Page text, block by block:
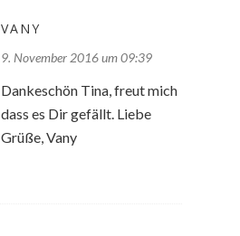
VANY
9. November 2016 um 09:39
Dankeschön Tina, freut mich
dass es Dir gefällt. Liebe
Grüße, Vany